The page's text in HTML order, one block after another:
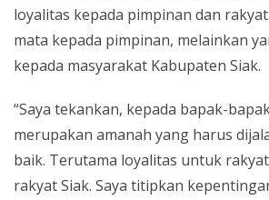
loyalitas kepada pimpinan dan
mata kepada pimpinan, melainkan
kepada masyarakat Kabupaten Siak.
“Saya tekankan, kepada bapak-
merupakan amanah yang harus
baik. Terutama loyalitas untuk
rakyat Siak. Saya titipkan